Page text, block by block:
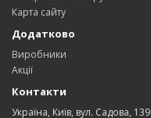
Карта сайту
Додатково
Виробники
Акції
Контакти
Україна, Київ, вул. Садова, 139